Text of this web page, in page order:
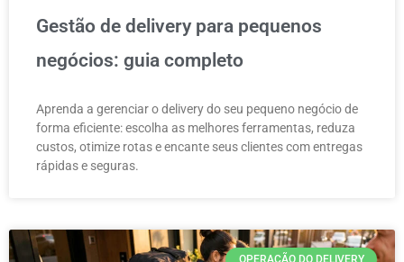
Gestão de delivery para pequenos
negócios: guia completo
Aprenda a gerenciar o delivery do seu pequeno negócio de
forma eficiente: escolha as melhores ferramentas, reduza
custos, otimize rotas e encante seus clientes com entregas
rápidas e seguras.
OPERAÇÃO DO DELIVERY